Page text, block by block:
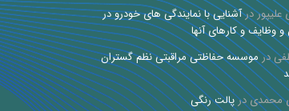
درآشنایی با نمایندگی های خودرو در
و وظایف و کارهای آنها
درموسسه حفاظتی مراقبتی نظم گستران
محمدیدرپالت رنگی